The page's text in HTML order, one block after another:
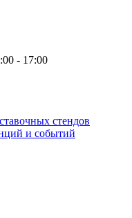
- 17:00
стендов
и событий